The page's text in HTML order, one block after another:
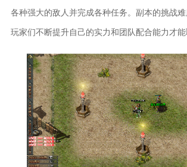
各种强大的敌人并完成各种任务。副本的挑战
玩家们不断提升自己的实力和团队配合能力才能